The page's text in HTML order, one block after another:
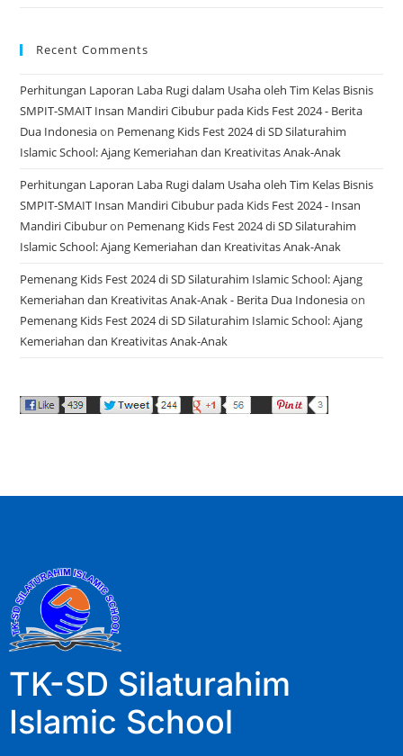
Recent Comments
Perhitungan Laporan Laba Rugi dalam Usaha oleh Tim Kelas Bisnis
SMPIT-SMAIT Insan Mandiri Cibubur pada Kids Fest 2024 - Berita
Dua Indonesiaon Pemenang Kids Fest 2024 di SD Silaturahim
Islamic School: Ajang Kemeriahan dan Kreativitas Anak-Anak
Perhitungan Laporan Laba Rugi dalam Usaha oleh Tim Kelas Bisnis
SMPIT-SMAIT Insan Mandiri Cibubur pada Kids Fest 2024 - Insan
Mandiri Cibuburon Pemenang Kids Fest 2024 di SD Silaturahim
Islamic School: Ajang Kemeriahan dan Kreativitas Anak-Anak
Pemenang Kids Fest 2024 di SD Silaturahim Islamic School: Ajang
Kemeriahan dan Kreativitas Anak-Anak - Berita Dua Indonesiaon
Pemenang Kids Fest 2024 di SD Silaturahim Islamic School: Ajang
Kemeriahan dan Kreativitas Anak-Anak
TK-SD Silaturahim
Islamic School